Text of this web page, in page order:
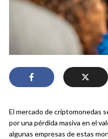
El mercado de criptomonedas
por una pérdida masiva en el
algunas empresas de estas